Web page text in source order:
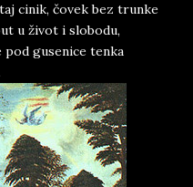
cinik, čovek bez trunke
u život i slobodu,
pod gusenice tenka